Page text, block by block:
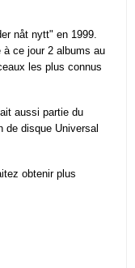
nåt nytt" en 1999.
à ce jour 2 albums au
les plus connus
aussi partie du
de disque Universal
obtenir plus